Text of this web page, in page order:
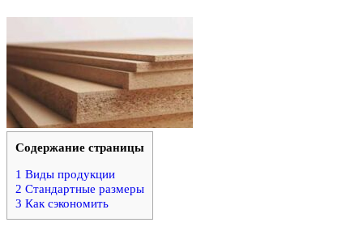
Содержание страницы
1 Виды продукции
2 Стандартные размеры
3 Как сэкономить